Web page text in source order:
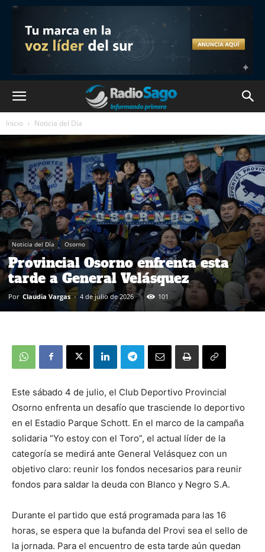
Inicio Noticia del Día
Noticia del Día Osorno
Provincial Osorno enfrenta esta
tarde a General Velásquez
Por Claudia Vargas - 4 de julio de 2026 101
Este sábado 4 de julio, el Club Deportivo Provincial
Osorno enfrenta un desafío que trasciende lo deportivo
en el Estadio Parque Schott. En el marco de la campaña
solidaria “Yo estoy con el Toro”, el actual líder de la
categoría se medirá ante General Velásquez con un
objetivo claro: reunir los fondos necesarios para reunir
fondos para saldar la deuda con Blanco y Negro S.A.
Durante el partido que está programada para las 16
horas, se espera que la bufanda del Provi sea el sello de
la jornada. Para el encuentro de esta tarde aún quedan